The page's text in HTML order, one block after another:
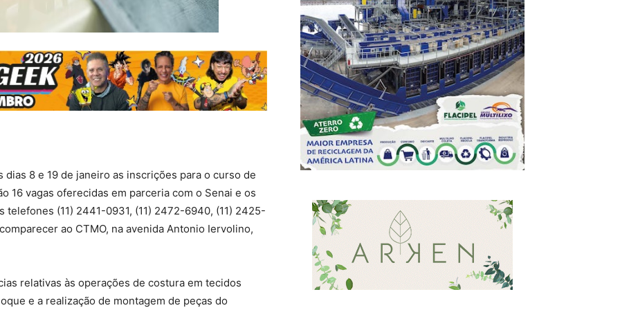
8 e 19 de janeiro as inscrições para o curso de
16 vagas oferecidas em parceria com o Senai e os
(11) 2441-0931, (11) 2472-6940, (11) 2425-
ao CTMO, na avenida Antonio Iervolino,
relativas às operações de costura em tecidos
e a realização de montagem de peças do